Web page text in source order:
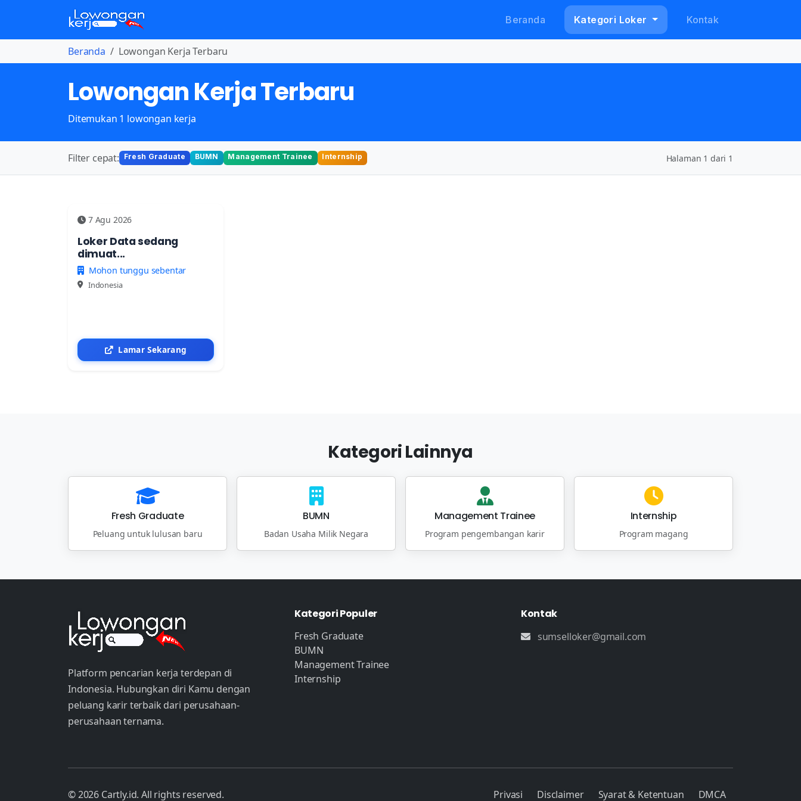
Beranda Kategori Loker Kontak
Beranda Lowongan Kerja Terbaru
Lowongan Kerja Terbaru
Ditemukan 1 lowongan kerja
Filter cepat: Fresh Graduate BUMN Management Trainee Internship Halaman 1 dari 1
7 Agu 2026
Loker Data sedang
dimuat...
Mohon tunggu sebentar
Indonesia
Lamar Sekarang
Kategori Lainnya
Fresh Graduate
Peluang untuk lulusan baru
BUMN
Badan Usaha Milik Negara
Management Trainee
Program pengembangan karir
Internship
Program magang
Platform pencarian kerja terdepan di
Indonesia. Hubungkan diri Kamu dengan
peluang karir terbaik dari perusahaan-
perusahaan ternama.
Kategori Populer
Fresh Graduate
BUMN
Management Trainee
Internship
Kontak
sumselloker@gmail.com
© 2026 Cartly.id. All rights reserved. Privasi Disclaimer Syarat & Ketentuan DMCA